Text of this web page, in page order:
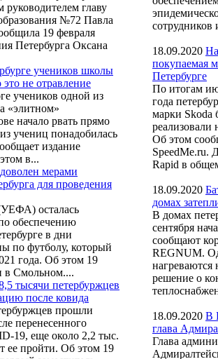
руководителем главу
№72 Павла
19 февраля
Петербурга Оксана
учеников школы
не отравление
учеников одной из
«элитном»
начало рвать прямо
учениц понадобилась
издание
в...
мерами
для проведения
осталась
обеспечению
в дни
по футболу, который
года. Об этом 19
в Смольном....
тысячи петербуржцев
после ковида
прошли
перенесенного
19, еще около 2,2 тыс.
ее пройти. Об этом 19
сотрудников
18.09.2020
покупаемая
Петербурге
По итогам
года
марки Skoda
реализовали
Об этом
SpeedMe.ru.
Rapid в
18.09.2020
домах
В домах
сентября
сообщают
REGNUM.
нагреваются
решение о
18.09.2020 В
глава
Глава